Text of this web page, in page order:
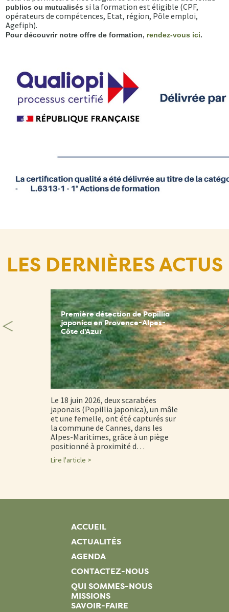
publics ou mutualiséssi la formation est éligible (CPF,
opérateurs de compétences, Etat, région, Pôle emploi,
Agefiph).
Pour découvrir notre offre de formation, rendez-vous ici.
LES DERNIÈRES ACTUS
Première détection de Popillia
japonica en Provence-Alpes-
Côte d'Azur
Le 18 juin 2026, deux scarabées
japonais (Popillia japonica), un mâle
et une femelle, ont été capturés sur
la commune de Cannes, dans les
Alpes-Maritimes, grâce à un piège
positionné à proximité d…
Lire l'article >
ACCUEIL
ACTUALITÉS
AGENDA
CONTACTEZ-NOUS
QUI SOMMES-NOUS
MISSIONS
SAVOIR-FAIRE